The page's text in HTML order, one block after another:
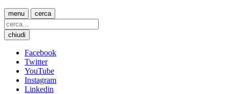
menu cerca
chiudi
Facebook
Twitter
YouTube
Instagram
Linkedin